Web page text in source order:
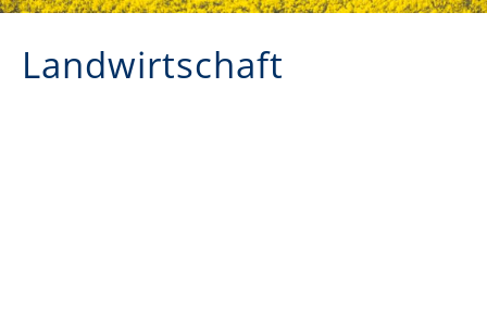
Landwirtschaft